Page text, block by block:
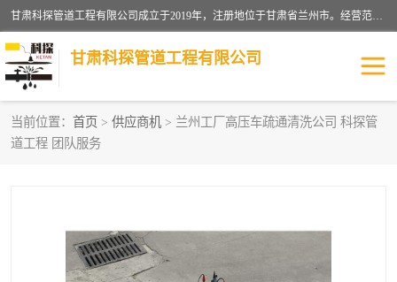
甘肃科探管道工程有限公司成立于2019年，注册地位于甘肃省兰州市。经营范围包括管道安装、清洗、疏通、维修、检测，防水工程，工程钻孔，化粪池清理，暖气安装，给排水管道安装维修，室内外管道如消防、供水、供热管道漏水检测定位，室内外防水堵漏等。
甘肃科探管道工程有限公司
当前位置： 首页 > 供应商机 > 兰州工厂高压车疏通清洗公司 科探管
道工程 团队服务
管道安装维修
供热管道漏水